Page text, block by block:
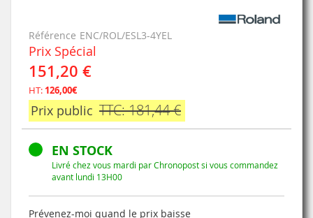
Référence ENC/ROL/ESL3-4YEL
Prix Spécial
151,20 €
HT: 126,00€
Prix public TTC: 181,44 €
EN STOCK
Livré chez vous mardi par Chronopost si vous commandez
avant lundi 13H00
Prévenez-moi quand le prix baisse
the
images